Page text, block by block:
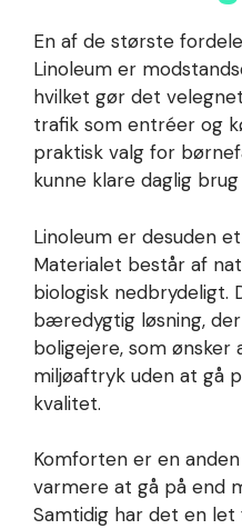
En af de største
Linoleum er
hvilket gør det
trafik som entréer og
praktisk valg for
kunne klare daglig
Linoleum er desuden
Materialet består af
biologisk nedbrydeligt.
bæredygtig løsning,
boligejere, som ønsker
miljøaftryk uden at gå
kvalitet.
Komforten er en
varmere at gå på end
Samtidig har det en